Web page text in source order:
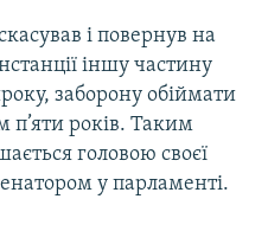
і повернув на
іншу частину
заборону обіймати
п’яти років. Таким
головою своєї
у парламенті.